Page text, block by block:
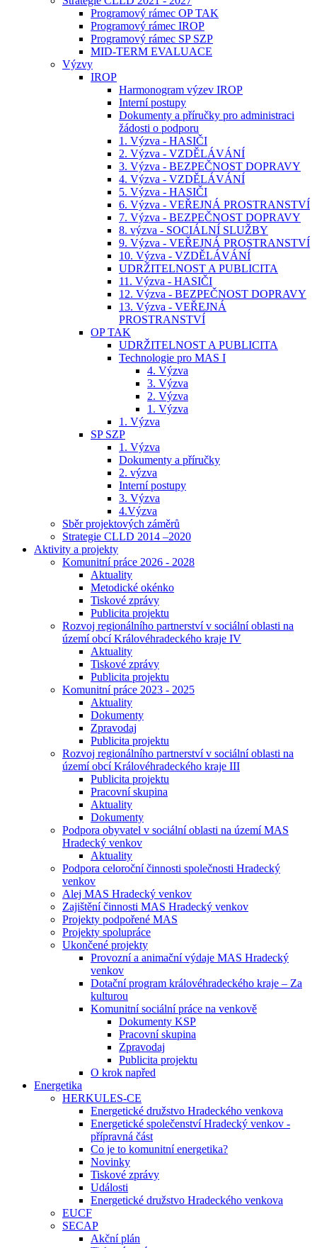
Programový rámec OP TAK
Programový rámec IROP
Programový rámec SP SZP
MID-TERM EVALUACE
Výzvy
IROP
Harmonogram výzev IROP
Interní postupy
Dokumenty a příručky pro administraci
žádosti o podporu
1. Výzva - HASIČI
2. Výzva - VZDĚLÁVÁNÍ
3. Výzva - BEZPEČNOST DOPRAVY
4. Výzva - VZDĚLÁVÁNÍ
5. Výzva - HASIČI
6. Výzva - VEŘEJNÁ PROSTRANSTVÍ
7. Výzva - BEZPEČNOST DOPRAVY
8. výzva - SOCIÁLNÍ SLUŽBY
9. Výzva - VEŘEJNÁ PROSTRANSTVÍ
10. Výzva - VZDĚLÁVÁNÍ
UDRŽITELNOST A PUBLICITA
11. Výzva - HASIČI
12. Výzva - BEZPEČNOST DOPRAVY
13. Výzva - VEŘEJNÁ
PROSTRANSTVÍ
OP TAK
UDRŽITELNOST A PUBLICITA
Technologie pro MAS I
4. Výzva
3. Výzva
2. Výzva
1. Výzva
1. Výzva
SP SZP
1. Výzva
Dokumenty a příručky
2. výzva
Interní postupy
3. Výzva
4.Výzva
Sběr projektových záměrů
Strategie CLLD 2014 –2020
Aktivity a projekty
Komunitní práce 2026 - 2028
Aktuality
Metodické okénko
Tiskové zprávy
Publicita projektu
Rozvoj regionálního partnerství v sociální oblasti na
území obcí Královéhradeckého kraje IV
Aktuality
Tiskové zprávy
Publicita projektu
Komunitní práce 2023 - 2025
Aktuality
Dokumenty
Zpravodaj
Publicita projektu
Rozvoj regionálního partnerství v sociální oblasti na
území obcí Královéhradeckého kraje III
Publicita projektu
Pracovní skupina
Aktuality
Dokumenty
Podpora obyvatel v sociální oblasti na území MAS
Hradecký venkov
Aktuality
Podpora celoroční činnosti společnosti Hradecký
venkov
Alej MAS Hradecký venkov
Zajištění činnosti MAS Hradecký venkov
Projekty podpořené MAS
Projekty spolupráce
Ukončené projekty
Provozní a animační výdaje MAS Hradecký
venkov
Dotační program královéhradeckého kraje – Za
kulturou
Komunitní sociální práce na venkově
Dokumenty KSP
Pracovní skupina
Zpravodaj
Publicita projektu
O krok napřed
Energetika
HERKULES-CE
Energetické družstvo Hradeckého venkova
Energetické společenství Hradecký venkov -
přípravná část
Co je to komunitní energetika?
Novinky
Tiskové zprávy
Události
Energetické družstvo Hradeckého venkova
EUCF
SECAP
Akční plán